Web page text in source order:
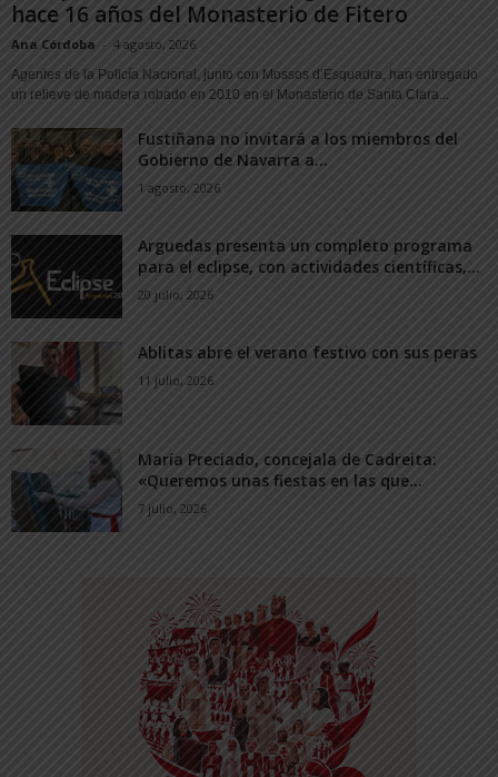
hace 16 años del Monasterio de Fitero
Ana Córdoba - 4 agosto, 2026
Agentes de la Policía Nacional, junto con Mossos d’Esquadra, han entregado
un relieve de madera robado en 2010 en el Monasterio de Santa Clara...
Fustiñana no invitará a los miembros del
Gobierno de Navarra a...
1 agosto, 2026
Arguedas presenta un completo programa
para el eclipse, con actividades científicas,...
20 julio, 2026
Ablitas abre el verano festivo con sus peras
11 julio, 2026
María Preciado, concejala de Cadreita:
«Queremos unas fiestas en las que...
7 julio, 2026